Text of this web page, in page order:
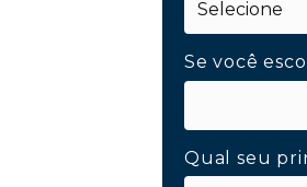
Se você
Qual seu